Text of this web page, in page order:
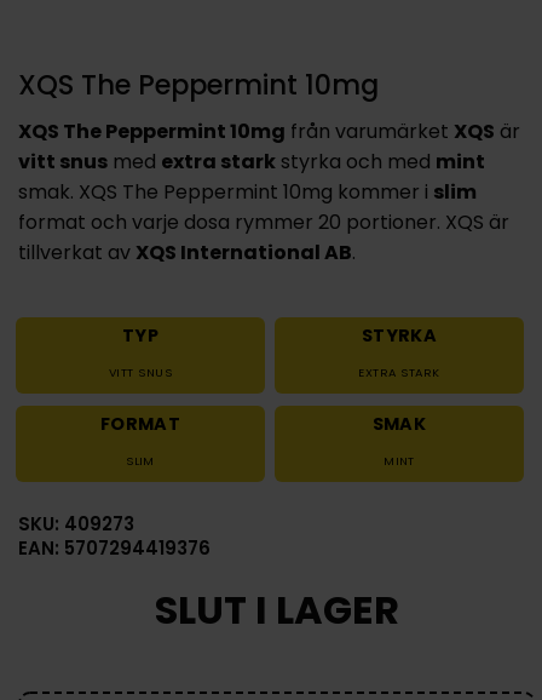
XQS The Peppermint 10mg
XQS The Peppermint 10mg från varumärket XQS är
vitt snus med extra stark styrka och med mint
smak. XQS The Peppermint 10mg kommer i slim
format och varje dosa rymmer 20 portioner. XQS är
tillverkat av XQS International AB.
TYP
VITT SNUS
STYRKA
EXTRA STARK
FORMAT
SLIM
SMAK
MINT
SKU: 409273
EAN: 5707294419376
SLUT I LAGER